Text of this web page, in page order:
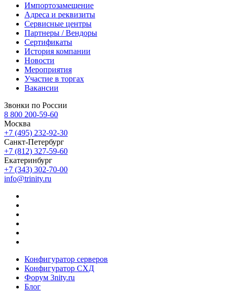
Импортозамещение
Адреса и реквизиты
Сервисные центры
Партнеры / Вендоры
Сертификаты
История компании
Новости
Мероприятия
Участие в торгах
Вакансии
Звонки по России
8 800 200-59-60
Москва
+7 (495) 232-92-30
Санкт-Петербург
+7 (812) 327-59-60
Екатеринбург
+7 (343) 302-70-00
info@trinity.ru
Конфигуратор серверов
Конфигуратор СХД
Форум 3nity.ru
Блог